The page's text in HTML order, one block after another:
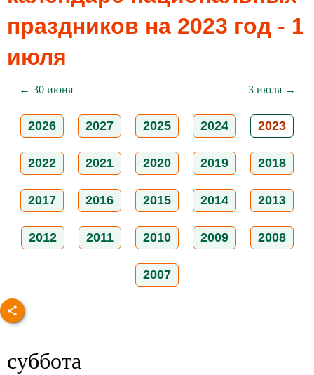
праздников на 2023 год - 1
июля
← 30 июня 3 июля →
2026 2027 2025 2024 2023
2022 2021 2020 2019 2018
2017 2016 2015 2014 2013
2012 2011 2010 2009 2008
2007
суббота